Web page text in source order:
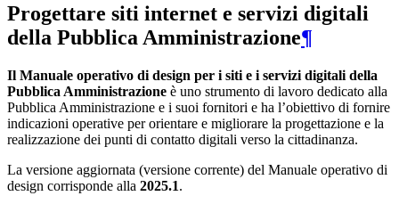
Progettare siti internet e servizi digitali
della Pubblica Amministrazione¶
Il Manuale operativo di design per i siti e i servizi digitali della
Pubblica Amministrazione è uno strumento di lavoro dedicato alla
Pubblica Amministrazione e i suoi fornitori e ha l’obiettivo di fornire
indicazioni operative per orientare e migliorare la progettazione e la
realizzazione dei punti di contatto digitali verso la cittadinanza.
La versione aggiornata (versione corrente) del Manuale operativo di
design corrisponde alla 2025.1.